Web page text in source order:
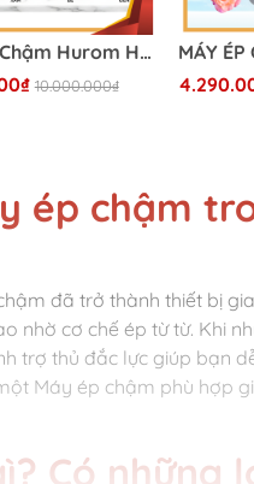
Máy Ép Chậm Hurom H410
10.000.000₫
ép chậm
đã trở thành thiết bị
nhờ cơ chế ép từ từ. Khi
trợ thủ đắc lực giúp bạn
Máy ép chậm phù hợp
Có những